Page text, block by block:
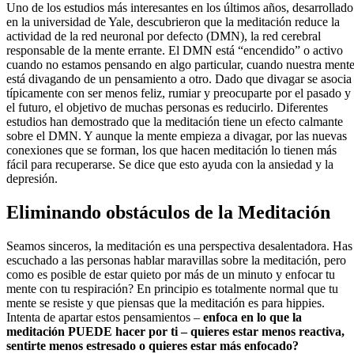
Uno de los estudios más interesantes en los últimos años, desarrollado
en la universidad de Yale, descubrieron que la meditación reduce la
actividad de la red neuronal por defecto (DMN), la red cerebral
responsable de la mente errante. El DMN está “encendido” o activo
cuando no estamos pensando en algo particular, cuando nuestra mente
está divagando de un pensamiento a otro. Dado que divagar se asocia
típicamente con ser menos feliz, rumiar y preocuparte por el pasado y
el futuro, el objetivo de muchas personas es reducirlo. Diferentes
estudios han demostrado que la meditación tiene un efecto calmante
sobre el DMN. Y aunque la mente empieza a divagar, por las nuevas
conexiones que se forman, los que hacen meditación lo tienen más
fácil para recuperarse. Se dice que esto ayuda con la ansiedad y la
depresión.
Eliminando obstáculos de la Meditación
Seamos sinceros, la meditación es una perspectiva desalentadora. Has
escuchado a las personas hablar maravillas sobre la meditación, pero
como es posible de estar quieto por más de un minuto y enfocar tu
mente con tu respiración? En principio es totalmente normal que tu
mente se resiste y que piensas que la meditación es para hippies.
Intenta de apartar estos pensamientos – enfoca en lo que la
meditación PUEDE hacer por ti – quieres estar menos reactiva,
sentirte menos estresado o quieres estar más enfocado?